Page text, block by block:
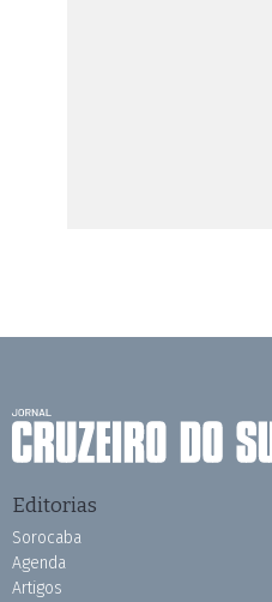
Editorias
Sorocaba
Agenda
Artigos